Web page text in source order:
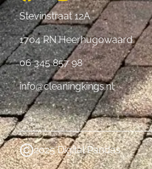
Stevinstraat 12A
1704 RN Heerhugowaard
06 345 857 98
info@cleaningkings.nl
2025 Digital Pandas